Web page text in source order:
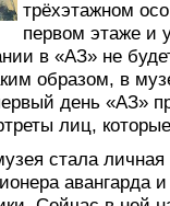
трёхэтажном
первом этаже и
в «АЗ» не
образом, в
день «АЗ»
лиц,
стала
авангарда